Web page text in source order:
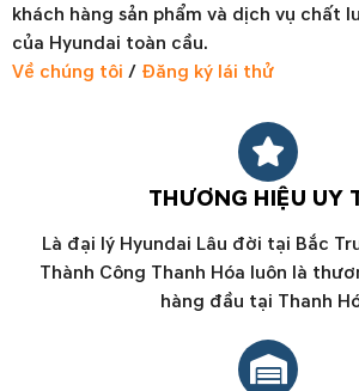
khách hàng sản phẩm và dịch vụ chất
của Hyundai toàn cầu.
Về chúng tôi / Đăng ký lái thử
THƯƠNG HIỆU UY
Là đại lý Hyundai Lâu đời tại Bắc
Thành Công Thanh Hóa luôn là
hàng đầu tại Thanh